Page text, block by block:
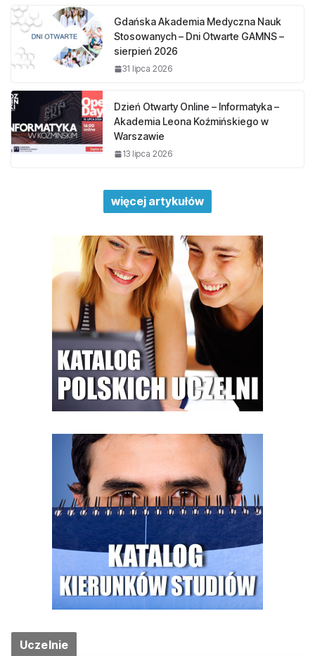
Gdańska Akademia Medyczna Nauk
Stosowanych – Dni Otwarte GAMNS –
sierpień 2026
31 lipca 2026
Dzień Otwarty Online – Informatyka –
Akademia Leona Koźmińskiego w
Warszawie
13 lipca 2026
więcej artykułów
Uczelnie